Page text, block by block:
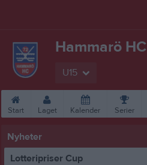
Hammarö HC
U15
Start Laget Kalender Serier
Nyheter
Lotteripriser Cup